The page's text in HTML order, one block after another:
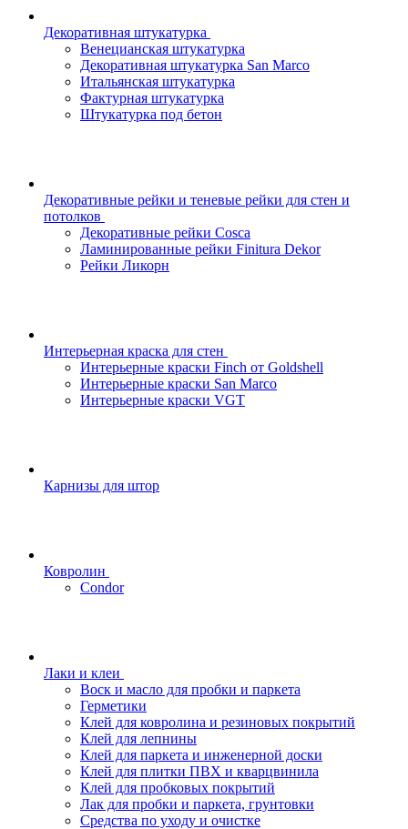
Декоративная штукатурка
Венецианская штукатурка
Декоративная штукатурка San Marco
Итальянская штукатурка
Фактурная штукатурка
Штукатурка под бетон
Декоративные рейки и теневые рейки для стен и
потолков
Декоративные рейки Cosca
Ламинированные рейки Finitura Dekor
Рейки Ликорн
Интерьерная краска для стен
Интерьерные краски Finch от Goldshell
Интерьерные краски San Marco
Интерьерные краски VGT
Карнизы для штор
Ковролин
Condor
Лаки и клеи
Воск и масло для пробки и паркета
Герметики
Клей для ковролина и резиновых покрытий
Клей для лепнины
Клей для паркета и инженерной доски
Клей для плитки ПВХ и кварцвинила
Клей для пробковых покрытий
Лак для пробки и паркета, грунтовки
Средства по уходу и очистке